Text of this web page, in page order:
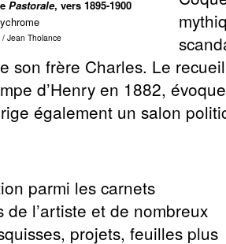
Pastorale, vers 1895-1900
Jean Tholance
son frère Charles. Le
d’Henry en 1882,
également un salon
parmi les carnets
de l’artiste et de nombreux
projets, feuilles plus